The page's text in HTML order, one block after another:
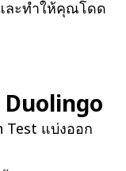
ละทำให้คุณโดด
Test แบ่งออก